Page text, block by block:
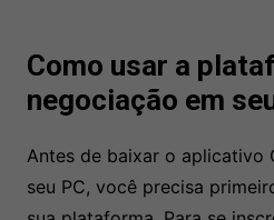
Como usar a
negociação em
Antes de baixar o aplicativo
seu PC, você precisa